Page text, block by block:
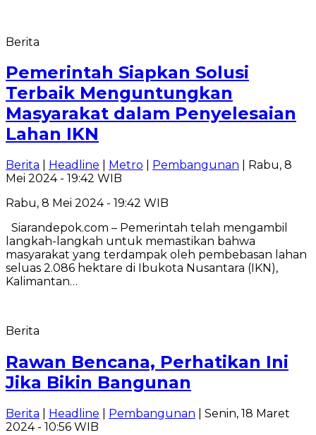
Berita
Pemerintah Siapkan Solusi
Terbaik Menguntungkan
Masyarakat dalam Penyelesaian
Lahan IKN
Berita Headline Metro Pembangunan | Rabu, 8
Mei 2024 - 19:42 WIB
Rabu, 8 Mei 2024 - 19:42 WIB
Siarandepok.com – Pemerintah telah mengambil
langkah-langkah untuk memastikan bahwa
masyarakat yang terdampak oleh pembebasan lahan
seluas 2.086 hektare di Ibukota Nusantara (IKN),
Kalimantan…
Berita
Rawan Bencana, Perhatikan Ini
Jika Bikin Bangunan
Berita Headline Pembangunan | Senin, 18 Maret
2024 - 10:56 WIB